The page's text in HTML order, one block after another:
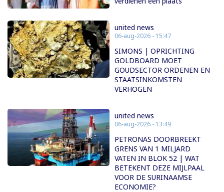
united news
06-aug-2026 - 15:47
SIMONS | OPRICHTING
GOLDBOARD MOET
GOUDSECTOR ORDENEN EN
STAATSINKOMSTEN
VERHOGEN
united news
06-aug-2026 - 13:49
PETRONAS DOORBREEKT
GRENS VAN 1 MILJARD
VATEN IN BLOK 52 | WAT
BETEKENT DEZE MIJLPAAL
VOOR DE SURINAAMSE
ECONOMIE?